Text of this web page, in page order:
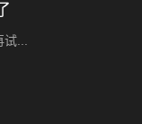
...